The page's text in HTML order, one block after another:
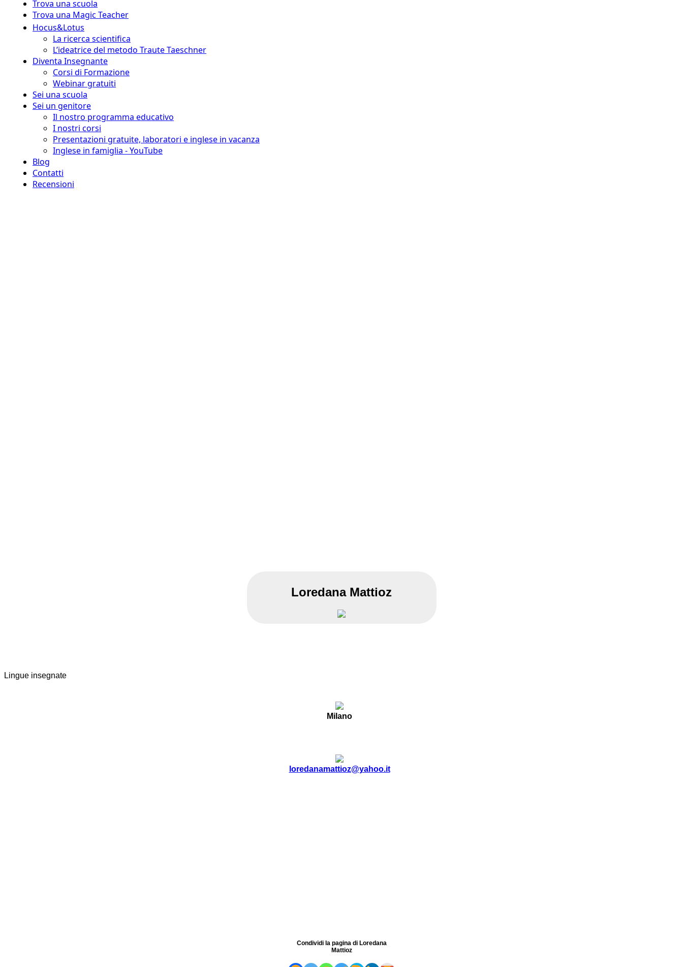
Trova una scuola
Trova una Magic Teacher
Hocus&Lotus
La ricerca scientifica
L’ideatrice del metodo Traute Taeschner
Diventa Insegnante
Corsi di Formazione
Webinar gratuiti
Sei una scuola
Sei un genitore
Il nostro programma educativo
I nostri corsi
Presentazioni gratuite, laboratori e inglese in vacanza
Inglese in famiglia - YouTube
Blog
Contatti
Recensioni
Loredana Mattioz
Lingue insegnate
Milano
loredanamattioz@yahoo.it
Condividi la pagina di Loredana
Mattioz